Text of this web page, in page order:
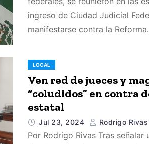
ingreso de Ciudad Judicial
manifestarse contra la
LOCAL
Ven red de jueces y
“coludidos” en contra
estatal
Jul 23, 2024 Rodrigo
Por Rodrigo Rivas Tras señalar